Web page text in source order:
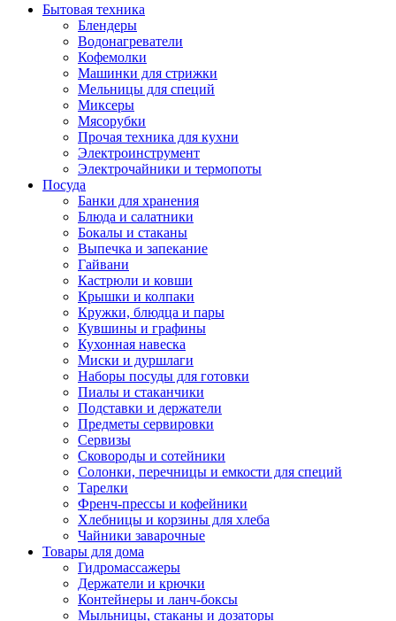
Бытовая техника
Блендеры
Водонагреватели
Кофемолки
Машинки для стрижки
Мельницы для специй
Миксеры
Мясорубки
Прочая техника для кухни
Электроинструмент
Электрочайники и термопоты
Посуда
Банки для хранения
Блюда и салатники
Бокалы и стаканы
Выпечка и запекание
Гайвани
Кастрюли и ковши
Крышки и колпаки
Кружки, блюдца и пары
Кувшины и графины
Кухонная навеска
Миски и дуршлаги
Наборы посуды для готовки
Пиалы и стаканчики
Подставки и держатели
Предметы сервировки
Сервизы
Сковороды и сотейники
Солонки, перечницы и емкости для специй
Тарелки
Френч-прессы и кофейники
Хлебницы и корзины для хлеба
Чайники заварочные
Товары для дома
Гидромассажеры
Держатели и крючки
Контейнеры и ланч-боксы
Мыльницы, стаканы и дозаторы